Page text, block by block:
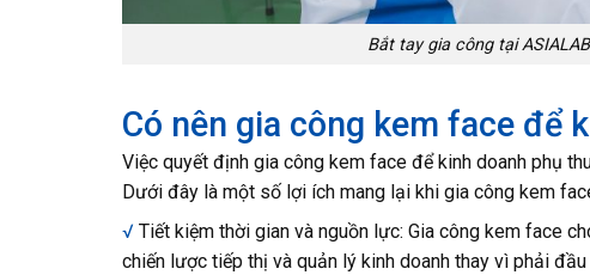
Bắt tay gia công tại
Có nên gia công kem face để
Việc quyết định gia công kem face để kinh doanh phụ
Dưới đây là một số lợi ích mang lại khi gia công kem
√ Tiết kiệm thời gian và nguồn lực: Gia công kem face
chiến lược tiếp thị và quản lý kinh doanh thay vì phải